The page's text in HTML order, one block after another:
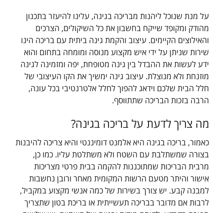
על מנת שנוכל ליהנות מבריכה בגינה, עלינו להיעזר בתכנון
מהודק ומקופד שייקח בחשבון את כל השיקולים, הצרכים
והאילוצים הקיימים. עיצוב והקמת גינה ביתית עם בריכה הינו
שירות שניתן על ידי איש מקצוע מנוסה ומומחה בתחום והוא
ידע לעשות את ההבדל בין גינה מטופחת, יפה ומזמינה לגינה
מוזנחת ולא מנוצלת. עיצוב גינה ימשיך את הקו העיצובי של
חלל הבית שלכם וידאג להפוך לחלל אלטרנטיבי בכל עונה,
הרבה בזכות הבריכה שתתווסף.
מה צריך לדעת על בריכה בגינה?
כאמור, בריכה בגינה היא אלמנט דומיננטי והיא צריכה להיבנות
בצורה שמשתלבת עם השטח ולא משתלטת עליו. כמו כן,
מרבית הבריכות שמתוכננות להקמה בבית פרטי מצריכות
אישור והיתר מטעם הרשות המקומית מאחר ורובן נחשבות
למבנה קבע. יש צורך בשירות של כמה אנשי מקצוע במקביל,
לרבות אם מדובר בבריכה תעשייתית או בריכת בטון שתצריך